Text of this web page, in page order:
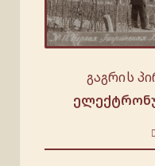
გაგრის